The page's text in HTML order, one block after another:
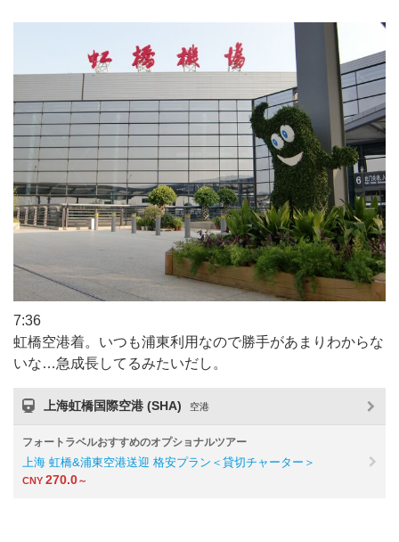
7:36
虹橋空港着。いつも浦東利用なので勝手があまりわからな
いな…急成長してるみたいだし。
上海虹橋国際空港 (SHA) 空港
フォートラベルおすすめのオプショナルツアー
上海 虹橋&浦東空港送迎 格安プラン＜貸切チャーター＞
CNY 270.0～